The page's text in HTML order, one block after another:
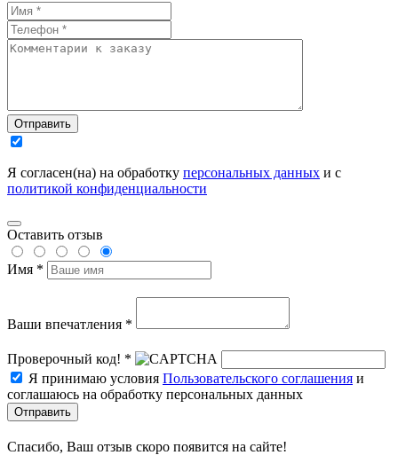
Отправить
Я согласен(на) на обработку персональных данных и с
политикой конфиденциальности
Оставить отзыв
Имя *
Ваши впечатления *
Проверочный код! *
Я принимаю условия Пользовательского соглашения и
соглашаюсь на обработку персональных данных
Отправить
Спасибо, Ваш отзыв скоро появится на сайте!